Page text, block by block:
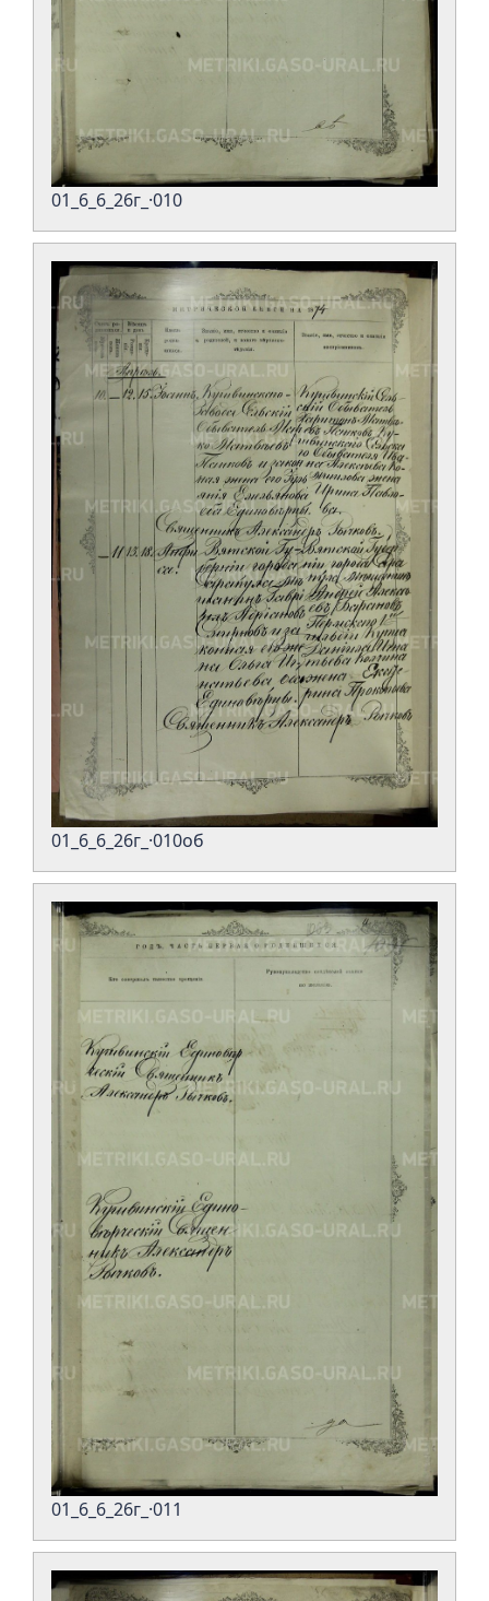
01_6_6_26г_·010
01_6_6_26г_·010об
01_6_6_26г_·011